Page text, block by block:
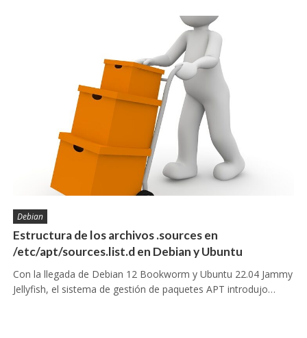
Debian
Estructura de los archivos .sources en
/etc/apt/sources.list.d en Debian y Ubuntu
Con la llegada de Debian 12 Bookworm y Ubuntu 22.04 Jammy
Jellyfish, el sistema de gestión de paquetes APT introdujo…